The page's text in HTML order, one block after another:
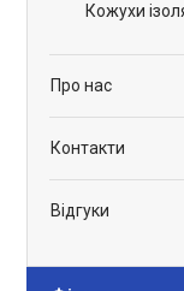
Кожухи
Про нас
Контакти
Відгуки